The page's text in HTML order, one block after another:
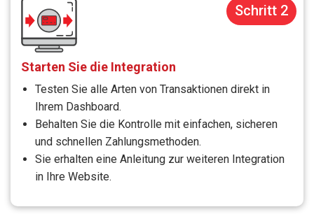
Schritt 2
Starten Sie die Integration
Testen Sie alle Arten von Transaktionen direkt in
Ihrem Dashboard.
Behalten Sie die Kontrolle mit einfachen, sicheren
und schnellen Zahlungsmethoden.
Sie erhalten eine Anleitung zur weiteren Integration
in Ihre Website.